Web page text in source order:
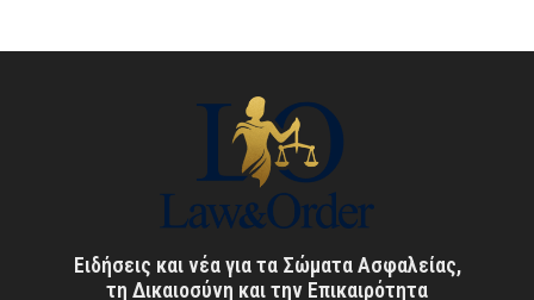
Ειδήσεις και νέα για τα Σώματα Ασφαλείας,
τη Δικαιοσύνη και την Επικαιρότητα